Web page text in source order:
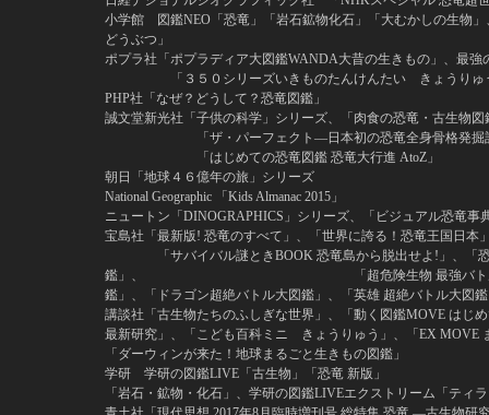
小学館 図鑑NEO「恐竜」「岩石鉱物化石」「大むかしの生物
どうぶつ」
ポプラ社「ポプラディア大図鑑WANDA大昔の生きもの」、最
「３５０シリーズいきものたんけんたい きょうりゅ
PHP社「なぜ？どうして？恐竜図鑑」
誠文堂新光社「子供の科学」シリーズ、「肉食の恐竜・古生物図
「ザ・パーフェクト―日本初の恐竜全身骨格発掘記: ハ
「はじめての恐竜図鑑 恐竜大行進 AtoZ」
朝日「地球４６億年の旅」シリーズ
National Geographic 「Kids Almanac 2015」
ニュートン「DINOGRAPHICS」シリーズ、「ビジュアル恐竜
宝島社「最新版! 恐竜のすべて」、「世界に誇る！恐竜王国日
「サバイバル謎ときBOOK 恐竜島から脱出せよ!」、「恐
鑑」、 「超危険生物 最強バトル大図鑑」、「ヤ
鑑」、「ドラゴン超絶バトル大図鑑」、「英雄 超絶バトル大図
講談社「古生物たちのふしぎな世界」、「動く図鑑MOVE はじ
最新研究」、「こども百科ミニ きょうりゅう」、「EX MOVE
「ダーウィンが来た！地球まるごと生きもの図鑑」
学研 学研の図鑑LIVE「古生物」「恐竜 新版」
「岩石・鉱物・化石」、学研の図鑑LIVEエクストリーム「ティ